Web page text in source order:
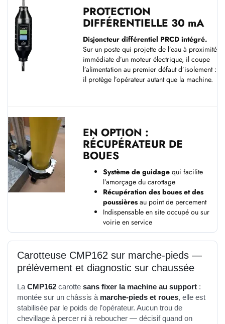
PROTECTION
DIFFÉRENTIELLE 30 mA
Disjoncteur différentiel PRCD intégré.
Sur un poste qui projette de l’eau à proximité
immédiate d’un moteur électrique, il coupe
l’alimentation au premier défaut d’isolement :
il protège l’opérateur autant que la machine.
EN OPTION :
RÉCUPÉRATEUR DE
BOUES
Système de guidagequi facilite
l’amorçage du carottage
Récupération des boues et des
poussièresau point de percement
Indispensable en site occupé ou sur
voirie en service
Carotteuse CMP162 sur marche-pieds —
prélèvement et diagnostic sur chaussée
La CMP162 carotte sans fixer la machine au support :
montée sur un châssis à marche-pieds et roues, elle est
stabilisée par le poids de l’opérateur. Aucun trou de
chevillage à percer ni à reboucher — décisif quand on